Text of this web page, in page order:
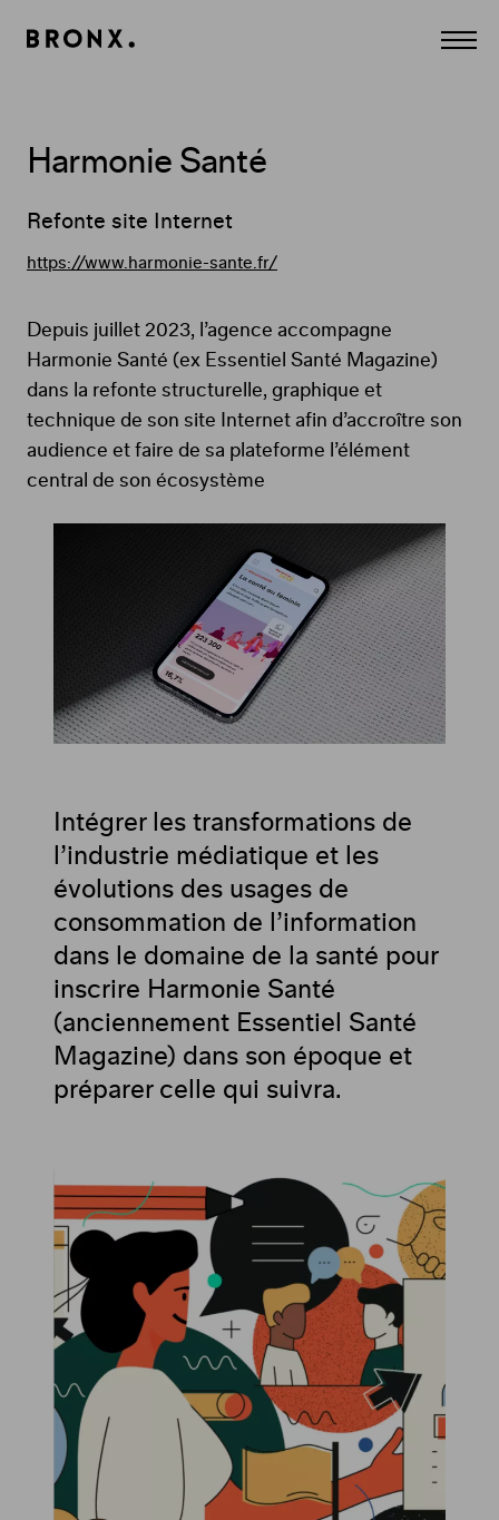
Harmonie Santé
Refonte site Internet
https://www.harmonie-sante.fr/
Depuis juillet 2023, l’agence accompagne
Harmonie Santé (ex Essentiel Santé Magazine)
dans la refonte structurelle, graphique et
technique de son site Internet afin d’accroître son
audience et faire de sa plateforme l’élément
central de son écosystème
Intégrer les transformations de
l’industrie médiatique et les
évolutions des usages de
consommation de l’information
dans le domaine de la santé pour
inscrire Harmonie Santé
(anciennement Essentiel Santé
Magazine) dans son époque et
préparer celle qui suivra.
CULTURE,
LUXE,
BEAUTÉ.
Print,
Contenus...